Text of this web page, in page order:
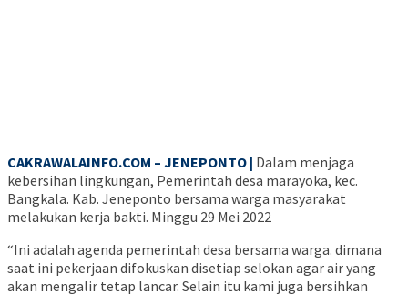
CAKRAWALAINFO.COM – JENEPONTO | Dalam menjaga
kebersihan lingkungan, Pemerintah desa marayoka, kec.
Bangkala. Kab. Jeneponto bersama warga masyarakat
melakukan kerja bakti. Minggu 29 Mei 2022
“Ini adalah agenda pemerintah desa bersama warga. dimana
saat ini pekerjaan difokuskan disetiap selokan agar air yang
akan mengalir tetap lancar. Selain itu kami juga bersihkan